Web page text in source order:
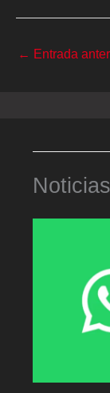
← Entrada